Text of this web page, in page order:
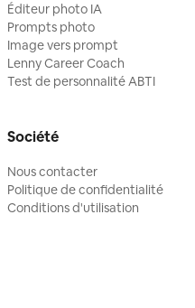
Éditeur photo IA
Prompts photo
Image vers prompt
Lenny Career Coach
Test de personnalité ABTI
Société
Nous contacter
Politique de confidentialité
Conditions d'utilisation